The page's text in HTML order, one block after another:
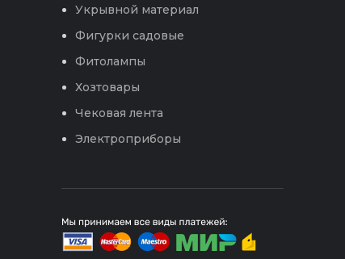
Укрывной материал
Фигурки садовые
Фитолампы
Хозтовары
Чековая лента
Электроприборы